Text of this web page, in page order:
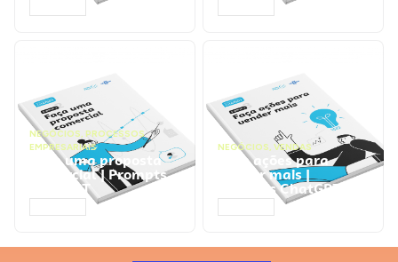
NEGÓCIOS, PROCESSOS
EMPRESARIAIS
Faça uma proposta
comercial | Prompts
ChatGPT
NEGÓCIOS, VENDAS
Faça ações para
vender mais |
Prompts ChatGPT